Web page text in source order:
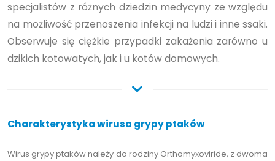
specjalistów z różnych dziedzin medycyny ze względu
na możliwość przenoszenia infekcji na ludzi i inne ssaki.
Obserwuje się ciężkie przypadki zakażenia zarówno u
dzikich kotowatych, jak i u kotów domowych.
Charakterystyka wirusa grypy ptaków
Wirus grypy ptaków należy do rodziny Orthomyxoviride, z dwoma